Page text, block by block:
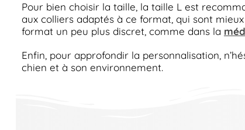
Pour bien choisir la taille, la taille L est
aux colliers adaptés à ce format, qui sont
format un peu plus discret, comme dans la
Enfin, pour approfondir la personnalisation,
chien et à son environnement.